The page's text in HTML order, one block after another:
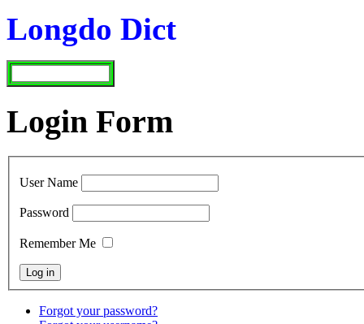
Longdo Dict
Login Form
User Name
Password
Remember Me
Forgot your password?